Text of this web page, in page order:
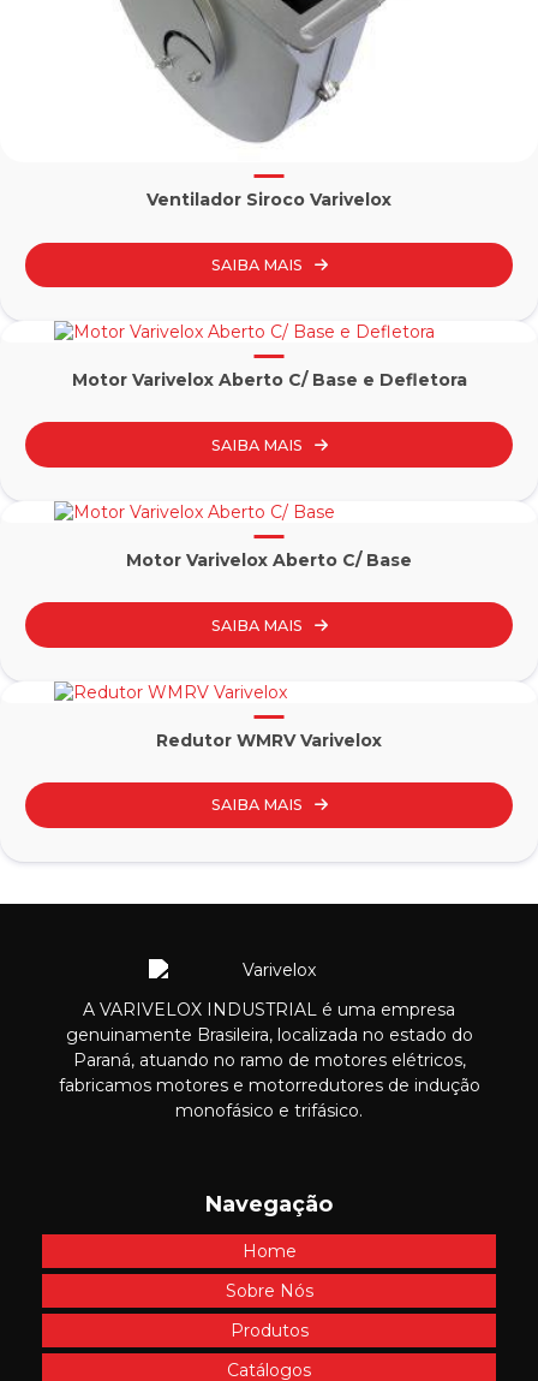
Ventilador Siroco Varivelox
SAIBA MAIS
Motor Varivelox Aberto C/ Base e Defletora
SAIBA MAIS
Motor Varivelox Aberto C/ Base
SAIBA MAIS
Redutor WMRV Varivelox
SAIBA MAIS
A VARIVELOX INDUSTRIAL é uma empresa
genuinamente Brasileira, localizada no estado do
Paraná, atuando no ramo de motores elétricos,
fabricamos motores e motorredutores de indução
monofásico e trifásico.
Navegação
Home
Sobre Nós
Produtos
Catálogos